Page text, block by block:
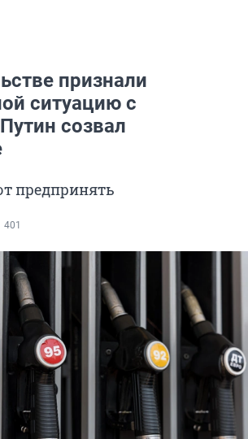
признали
ситуацию с
созвал
предпринять
401